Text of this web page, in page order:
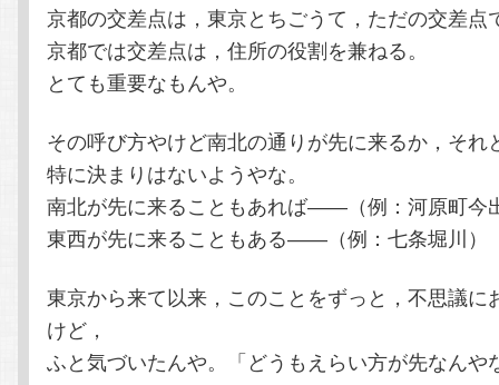
移
動
動
京都の交差点は，東京とちごうて，ただの交差点
京都では交差点は，住所の役割を兼ねる。
とても重要なもんや。
その呼び方やけど南北の通りが先に来るか，それ
特に決まりはないようやな。
南北が先に来ることもあれば――（例：河原町今
東西が先に来ることもある――（例：七条堀川）
東京から来て以来，このことをずっと，不思議に
けど，
ふと気づいたんや。「どうもえらい方が先なんや